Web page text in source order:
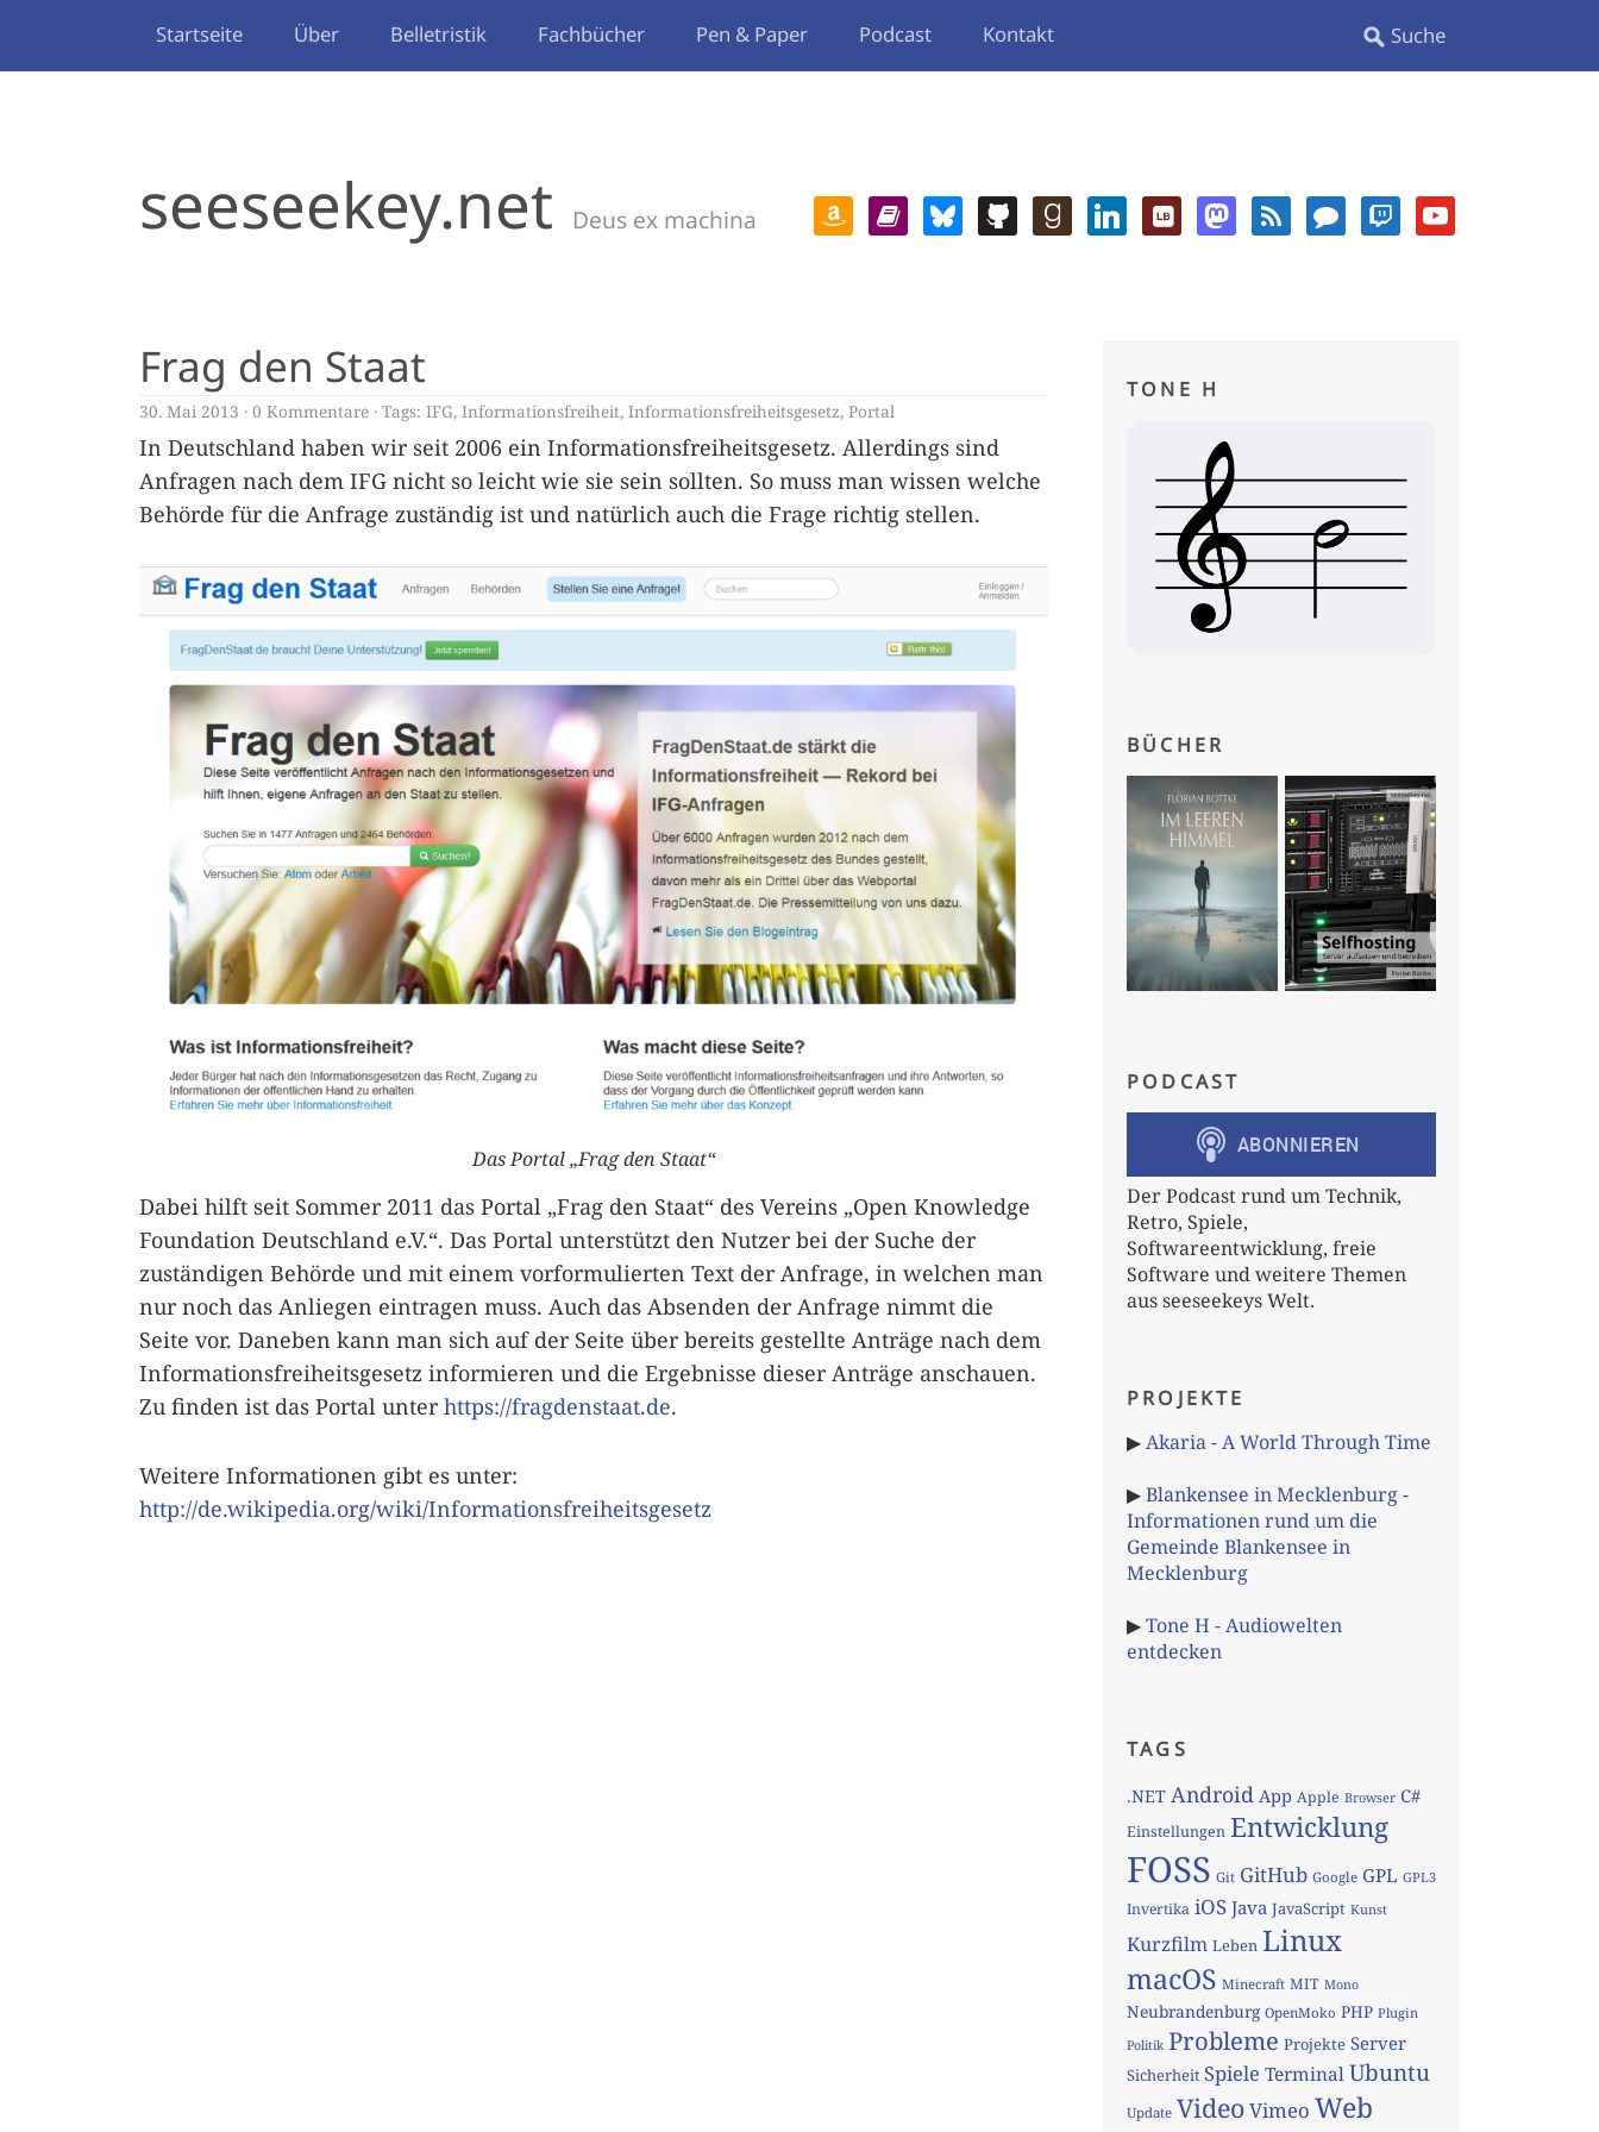
Startseite Über Belletristik Fachbücher Pen & Paper Podcast Kontakt
seeseekey.net Deus ex machina
Frag den Staat
30. Mai 2013 0 Kommentare Tags: IFG, Informationsfreiheit, Informationsfreiheitsgesetz, Portal
In Deutschland haben wir seit 2006 ein Informationsfreiheitsgesetz. Allerdings sind
Anfragen nach dem IFG nicht so leicht wie sie sein sollten. So muss man wissen welche
Behörde für die Anfrage zuständig ist und natürlich auch die Frage richtig stellen.
Das Portal „Frag den Staat“
Dabei hilft seit Sommer 2011 das Portal „Frag den Staat“ des Vereins „Open Knowledge
Foundation Deutschland e.V.“. Das Portal unterstützt den Nutzer bei der Suche der
zuständigen Behörde und mit einem vorformulierten Text der Anfrage, in welchen man
nur noch das Anliegen eintragen muss. Auch das Absenden der Anfrage nimmt die
Seite vor. Daneben kann man sich auf der Seite über bereits gestellte Anträge nach dem
Informationsfreiheitsgesetz informieren und die Ergebnisse dieser Anträge anschauen.
Zu finden ist das Portal unterhttps://fragdenstaat.de.
Weitere Informationen gibt es unter:
http://de.wikipedia.org/wiki/Informationsfreiheitsgesetz
TONE H
BÜCHER
PODCAST
Der Podcast rund um Technik,
Retro, Spiele,
Softwareentwicklung, freie
Software und weitere Themen
aus seeseekeys Welt.
PROJEKTE
▶Akaria - A World Through Time
▶Blankensee in Mecklenburg -
Informationen rund um die
Gemeinde Blankensee in
Mecklenburg
▶Tone H - Audiowelten
entdecken
TAGS
.NET Android App Apple Browser C#
Einstellungen Entwicklung
FOSS Git GitHub Google GPL GPL3
Invertika iOS Java JavaScript Kunst
Kurzfilm Leben Linux
macOS Minecraft MIT Mono
Neubrandenburg OpenMoko PHP Plugin
Politik Probleme Projekte Server
Sicherheit Spiele TerminalUbuntu
Update VideoVimeo Web